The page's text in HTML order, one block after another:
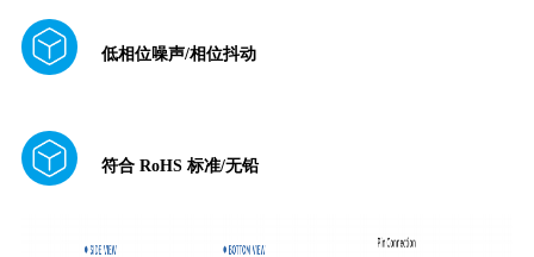
低相位噪声/相位抖动
符合 RoHS 标准/无铅